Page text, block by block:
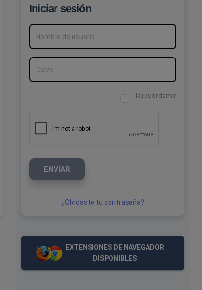
Iniciar sesión
Nombre de usuario
Clave
Recuérdame
ENVIAR
¿Olvidaste tu contraseña?
EXTENSIONES DE NAVEGADOR
DISPONIBLES